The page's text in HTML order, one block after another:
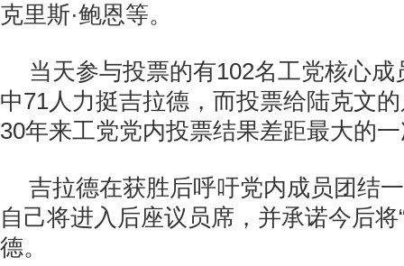
克里斯·鲍恩等。
当天参与投票的有102名工党核心
中71人力挺吉拉德，而投票给陆克文
30年来工党党内投票结果差距最大的
吉拉德在获胜后呼吁党内成员团结
自己将进入后座议员席，并承诺今后将
德。